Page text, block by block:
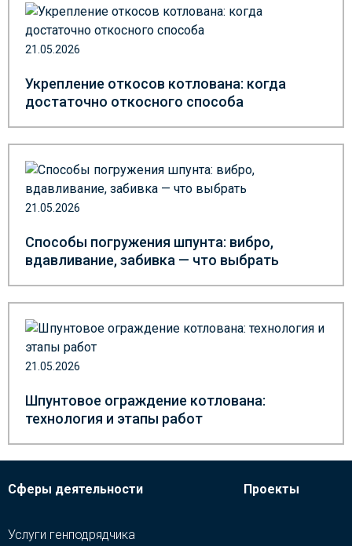
21.05.2026
Укрепление откосов котлована: когда
достаточно откосного способа
21.05.2026
Способы погружения шпунта: вибро,
вдавливание, забивка — что выбрать
21.05.2026
Шпунтовое ограждение котлована:
технология и этапы работ
Сферы деятельности
Услуги генподрядчика
Проекты